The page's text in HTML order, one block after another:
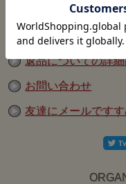
これは古くから確かな技
給が可能であった優良メ
このA-2はエアロレザー社
あたるモデル。
それまで納入された4モデ
頃が同じ型紙を使用し て
正面から見た時のバランス
左右の脇線からのポケット
位置に付けられているのが
は四角形に近しく、前立て
つ。使用しているス ナッ
赤いリブニットを装着し
ト生産分の中でエアロレ
【ジャケットの詳細】
返品についての詳
お問い合わせ
友達にメールですす